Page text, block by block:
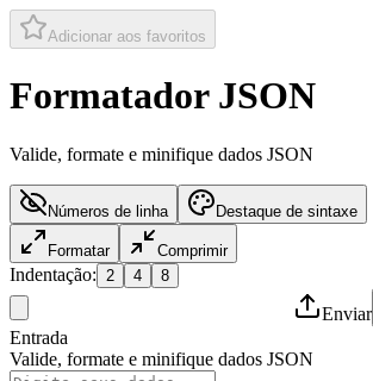
Adicionar aos favoritos
Formatador JSON
Valide, formate e minifique dados JSON
Números de linha Destaque de sintaxe
Formatar Comprimir
Indentação: 2 4 8
Enviar
Entrada
Valide, formate e minifique dados JSON